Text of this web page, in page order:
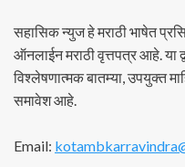
सहासिक न्युज हे मराठी भाषेत
ऑनलाईन मराठी वृत्तपत्र आहे. या
विश्लेषणात्मक बातम्या, उपयुक्त
समावेश आहे.
Email: